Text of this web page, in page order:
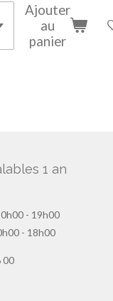
Ajouter
au
panier
1 an
- 19h00
- 18h00
00